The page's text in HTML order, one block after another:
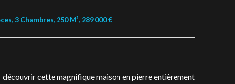
3 Chambres, 250 M², 289 000 €
cette magnifique maison en pierre entièrement